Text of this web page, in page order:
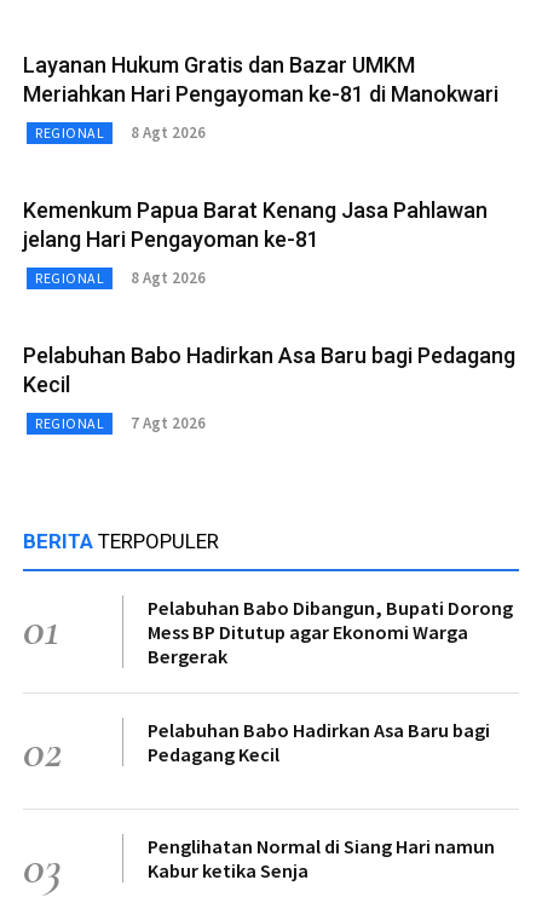
Layanan Hukum Gratis dan Bazar UMKM
Meriahkan Hari Pengayoman ke-81 di Manokwari
REGIONAL 8 Agt 2026
Kemenkum Papua Barat Kenang Jasa Pahlawan
jelang Hari Pengayoman ke-81
REGIONAL 8 Agt 2026
Pelabuhan Babo Hadirkan Asa Baru bagi Pedagang
Kecil
REGIONAL 7 Agt 2026
BERITA TERPOPULER
01
Pelabuhan Babo Dibangun, Bupati Dorong
Mess BP Ditutup agar Ekonomi Warga
Bergerak
02
Pelabuhan Babo Hadirkan Asa Baru bagi
Pedagang Kecil
03
Penglihatan Normal di Siang Hari namun
Kabur ketika Senja